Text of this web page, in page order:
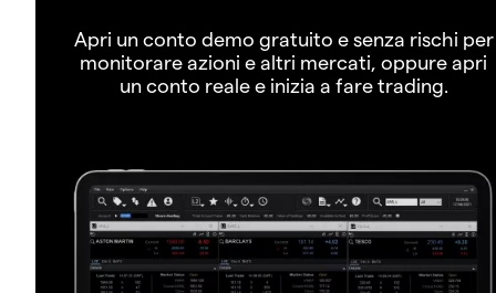
Apri un conto demo gratuito e senza rischi per
monitorare azioni e altri mercati, oppure apri
un conto reale e inizia a fare trading.